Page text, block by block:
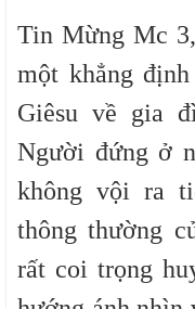
Tin Mừng Mc
một khẳng
Giêsu về gia
Người đứng ở
không vội ra
thông thường
rất coi trọng